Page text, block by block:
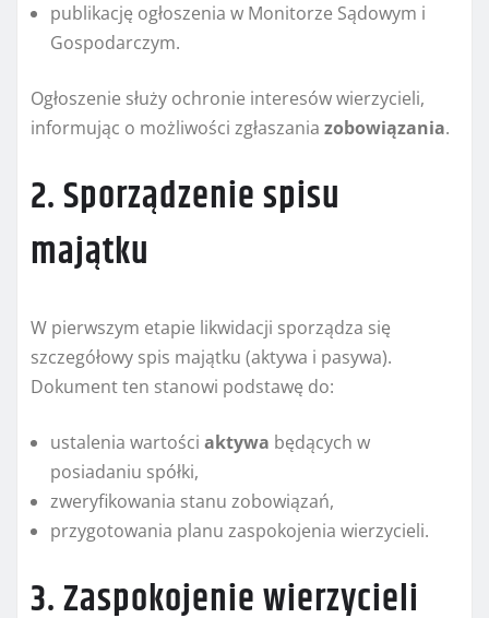
publikację ogłoszenia w Monitorze Sądowym i
Gospodarczym.
Ogłoszenie służy ochronie interesów wierzycieli,
informując o możliwości zgłaszania zobowiązania.
2. Sporządzenie spisu
majątku
W pierwszym etapie likwidacji sporządza się
szczegółowy spis majątku (aktywa i pasywa).
Dokument ten stanowi podstawę do:
ustalenia wartości aktywa będących w
posiadaniu spółki,
zweryfikowania stanu zobowiązań,
przygotowania planu zaspokojenia wierzycieli.
3. Zaspokojenie wierzycieli